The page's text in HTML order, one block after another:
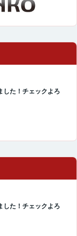
した！チェックよろ
した！チェックよろ